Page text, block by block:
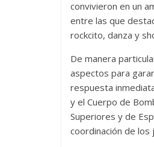
convivieron en un
entre las que
rockcito, danza y
De manera
aspectos para
respuesta
y el Cuerpo de
Superiores y de
coordinación de los